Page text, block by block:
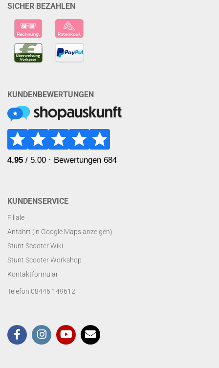
SICHER BEZAHLEN
KUNDENBEWERTUNGEN
KUNDENSERVICE
Filiale
Anfahrt (in Google Maps anzeigen)
Stunt Scooter Wiki
Stunt Scooter Workshop
Kontaktformular
Telefon 08446 149612